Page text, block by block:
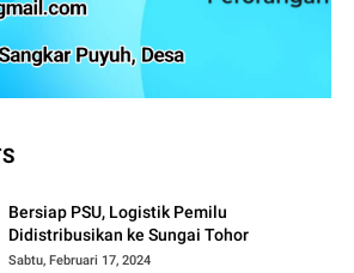
Bersiap PSU, Logistik Pemilu
Didistribusikan ke Sungai Tohor
Sabtu, Februari 17, 2024